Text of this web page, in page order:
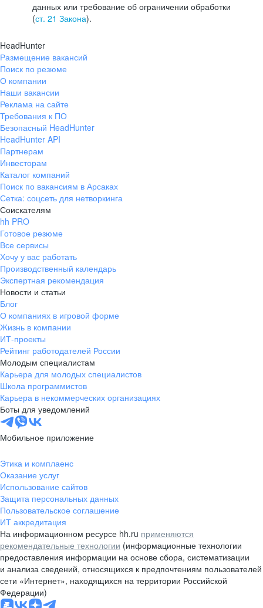
данных или требование об ограничении обработки
(ст. 21 Закона).
HeadHunter
Размещение вакансий
Поиск по резюме
О компании
Наши вакансии
Реклама на сайте
Требования к ПО
Безопасный HeadHunter
HeadHunter API
Партнерам
Инвесторам
Каталог компаний
Поиск по вакансиям в Арсаках
Сетка: соцсеть для нетворкинга
Соискателям
hh PRO
Готовое резюме
Все сервисы
Хочу у вас работать
Производственный календарь
Экспертная рекомендация
Новости и статьи
Блог
О компаниях в игровой форме
Жизнь в компании
ИТ-проекты
Рейтинг работодателей России
Молодым специалистам
Карьера для молодых специалистов
Школа программистов
Карьера в некоммерческих организациях
Боты для уведомлений
Мобильное приложение
Этика и комплаенс
Оказание услуг
Использование сайтов
Защита персональных данных
Пользовательское соглашение
ИТ аккредитация
На информационном ресурсе hh.ru применяются
рекомендательные технологии (информационные технологии
предоставления информации на основе сбора, систематизации
и анализа сведений, относящихся к предпочтениям пользователей
сети «Интернет», находящихся на территории Российской
Федерации)